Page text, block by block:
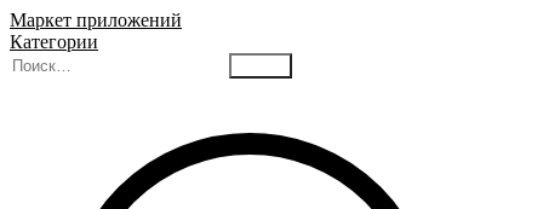
Маркет приложений
Категории